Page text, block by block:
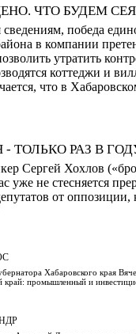
ЧТО БУДЕМ
победа
в компании
утратить
коттеджи и
что в
ТОЛЬКО РАЗ В
Сергей Хохлов
уже не стесняется
от оппозиции,
Хабаровского края
край: промышленный и